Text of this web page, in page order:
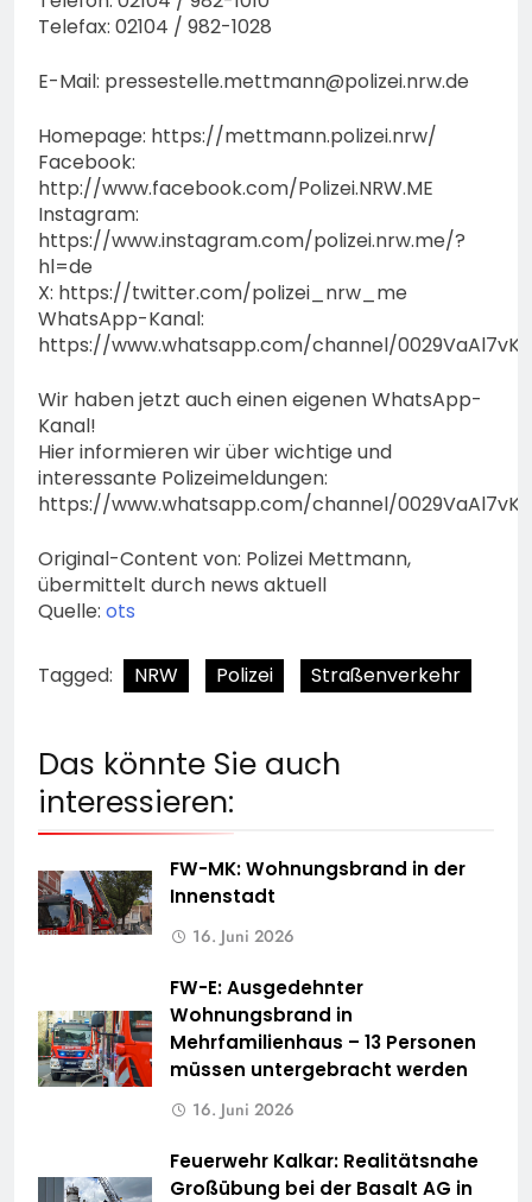
Telefax: 02104 / 982-1028
E-Mail: pressestelle.mettmann@polizei.nrw.de
Homepage: https://mettmann.polizei.nrw/
Facebook:
http://www.facebook.com/Polizei.NRW.ME
Instagram:
https://www.instagram.com/polizei.nrw.me/?
hl=de
X: https://twitter.com/polizei_nrw_me
WhatsApp-Kanal:
https://www.whatsapp.com/channel/
Wir haben jetzt auch einen eigenen WhatsApp-
Kanal!
Hier informieren wir über wichtige und
interessante Polizeimeldungen:
https://www.whatsapp.com/channel/
Original-Content von: Polizei Mettmann,
übermittelt durch news aktuell
Quelle: ots
Tagged: NRW Polizei Straßenverkehr
Das könnte Sie auch
interessieren:
FW-MK: Wohnungsbrand in der
Innenstadt
16. Juni 2026
FW-E: Ausgedehnter
Wohnungsbrand in
Mehrfamilienhaus – 13 Personen
müssen untergebracht werden
16. Juni 2026
Feuerwehr Kalkar: Realitätsnahe
Großübung bei der Basalt AG in